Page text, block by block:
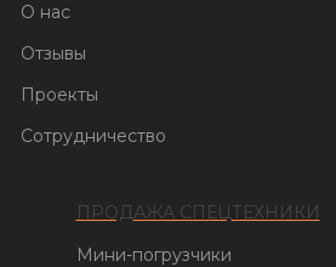
О нас
Отзывы
Проекты
Сотрудничество
ПРОДАЖА СПЕЦТЕХНИКИ
Мини-погрузчики